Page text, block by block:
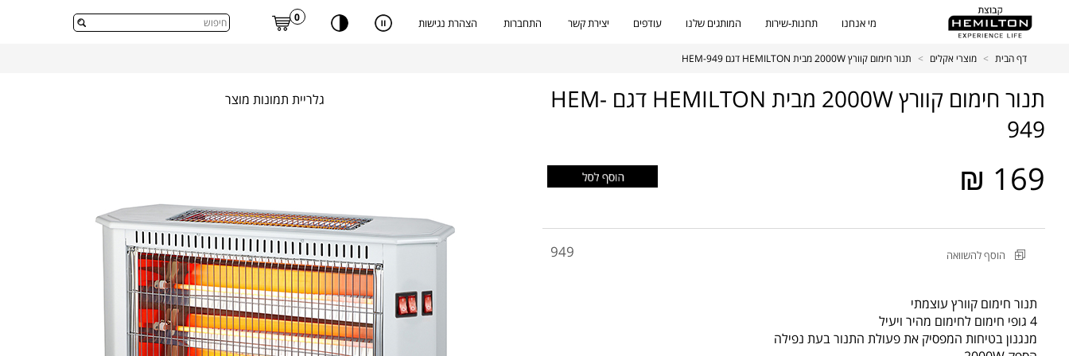
דלג לתוכן העמוד
מי אנחנו תחנות-שירות המותגים שלנו עודפים יצירת קשר התחברות הצהרת נגישות 0
דף הבית > מוצרי אקלים > תנור חימום קוורץ 2000W מבית HEMILTON דגם HEM-949
תנור חימום קוורץ 2000W מבית HEMILTON דגם HEM-
949
169 ₪
949
מקט
הוסף להשוואה
קוורץ
2000W
מבית
תנור חימום קוורץ עוצמתי
4 גופי חימום לחימום מהיר ויעיל
מנגנון בטיחות המפסיק את פעולת התנור בעת נפילה
גלריית תמונות מוצר